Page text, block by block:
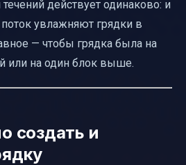
действует одинаково: и
увлажняют грядки в
— чтобы грядка была на
или на один блок выше.
создать и